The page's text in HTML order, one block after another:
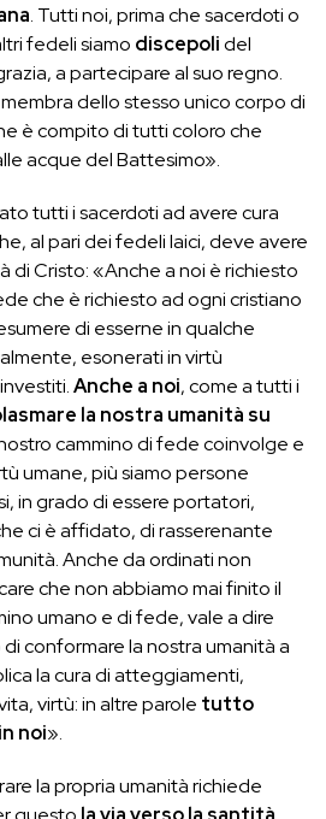
. Tutti noi, prima che sacerdoti o
fedeli siamo discepolidel
a partecipare al suo regno.
dello stesso unico corpo di
è compito di tutti coloro che
acque del Battesimo».
tutti i sacerdoti ad avere cura
al pari dei fedeli laici, deve avere
di Cristo: «Anche a noi è richiesto
che è richiesto ad ogni cristiano
di esserne in qualche
esonerati in virtù
Anche a noi, come a tutti i
la nostra umanità su
nostro cammino di fede coinvolge e
umane, più siamo persone
in grado di essere portatori,
ci è affidato, di rasserenante
Anche da ordinati non
che non abbiamo mai finito il
umano e di fede, vale a dire
conformare la nostra umanità a
la cura di atteggiamenti,
virtù: in altre parole tutto
noi».
la propria umanità richiede